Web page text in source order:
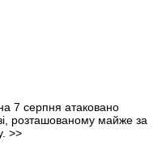
7 серпня атаковано
розташованому майже за
>>